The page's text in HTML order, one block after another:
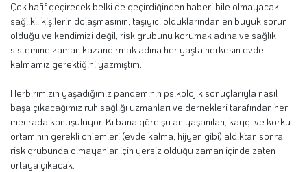
Çok hafif geçirecek belki de geçirdiğinden haberi bile olmayacak
sağlıklı kişilerin dolaşmasının, taşıyıcı olduklarından en büyük sorun
olduğu ve kendimizi değil, risk grubunu korumak adına ve sağlık
sistemine zaman kazandırmak adına her yaşta herkesin evde
kalmamız gerektiğini yazmıştım.
Herbirimizin yaşadığımız pandeminin psikolojik sonuçlarıyla nasıl
başa çıkacağımız ruh sağlığı uzmanları ve dernekleri tarafından her
mecrada konuşuluyor. Ki bana göre şu an yaşanılan, kaygı ve korku
ortamının gerekli önlemleri (evde kalma, hijyen gibi) aldıktan sonra
risk grubunda olmayanlar için yersiz olduğu zaman içinde zaten
ortaya çıkacak.